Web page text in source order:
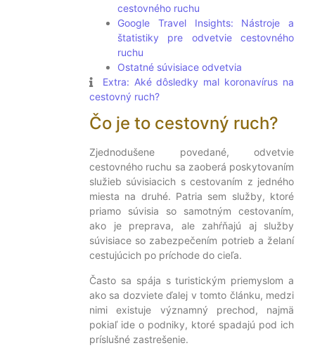
cestovného ruchu
Google Travel Insights: Nástroje a
štatistiky pre odvetvie cestovného
ruchu
Ostatné súvisiace odvetvia
Extra: Aké dôsledky mal koronavírus na
cestovný ruch?
Čo je to cestovný ruch?
Zjednodušene povedané, odvetvie
cestovného ruchu sa zaoberá poskytovaním
služieb súvisiacich s cestovaním z jedného
miesta na druhé. Patria sem služby, ktoré
priamo súvisia so samotným cestovaním,
ako je preprava, ale zahŕňajú aj služby
súvisiace so zabezpečením potrieb a želaní
cestujúcich po príchode do cieľa.
Často sa spája s turistickým priemyslom a
ako sa dozviete ďalej v tomto článku, medzi
nimi existuje významný prechod, najmä
pokiaľ ide o podniky, ktoré spadajú pod ich
príslušné zastrešenie.